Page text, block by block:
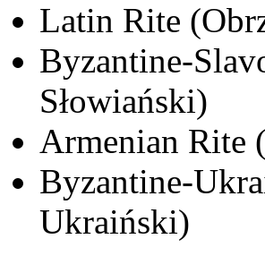
Latin Rite
Byzantine-
Słowiański)
Armenian Rite
Byzantine-
Ukraiński)